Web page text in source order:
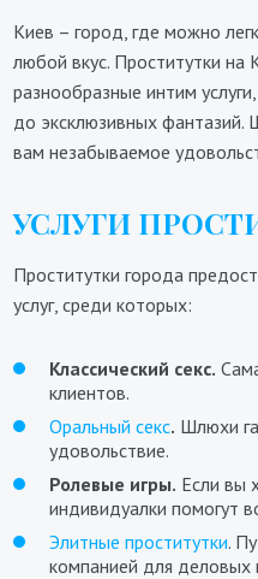
Киев – город, где можно
любой вкус. Проститутки на
разнообразные интим
до эксклюзивных
вам незабываемое
УСЛУГИ
Проститутки города
услуг, среди которых:
Классический секс.
клиентов.
Оральный секс. Шлюхи
удовольствие.
Ролевые игры. Если вы
индивидуалки помогут
Элитные проститутки.
компанией для деловых